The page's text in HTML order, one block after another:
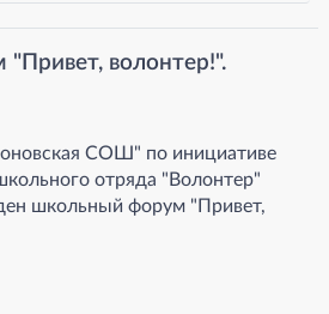
волонтер!".
СОШ" по инициативе
отряда "Волонтер"
школьный форум "Привет,